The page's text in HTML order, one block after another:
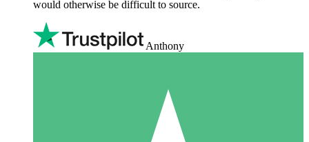
would otherwise be difficult to source.
Anthony